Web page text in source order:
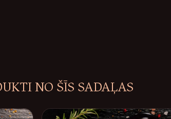
NO ŠĪS SADAĻAS